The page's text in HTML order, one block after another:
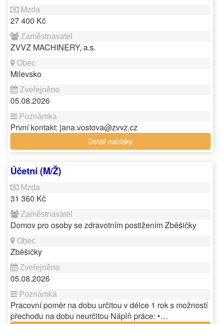
27 400 Kč
ZVVZ MACHINERY, a.s.
Milevsko
05.08.2026
První kontakt: jana.vostova@zvvz.cz
Detail nabídky
Účetní (M/Ž)
31 360 Kč
Domov pro osoby se zdravotním postižením Zběšičky
Zběšičky
05.08.2026
Pracovní poměr na dobu určitou v délce 1 rok s možností
přechodu na dobu neurčitou Náplň práce: •…